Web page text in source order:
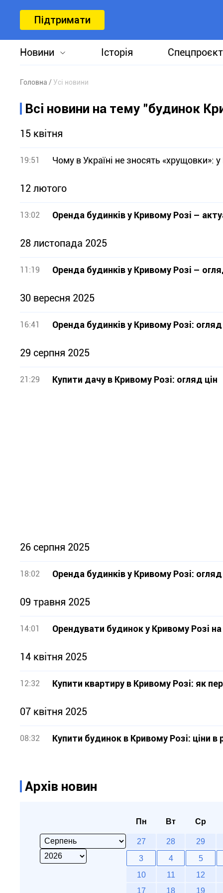
Підтримати
Новини Історія
Головна Усі новини
Всі новини на тему "будинок
15 квітня
19:51 Чому в Україні не зносять «хрущовки»:
12 лютого
13:02 Оренда будинків у Кривому Розі –
28 листопада 2025
11:19 Оренда будинків у Кривому Розі –
30 вересня 2025
16:41 Оренда будинків у Кривому Розі: огляд
29 серпня 2025
21:29 Купити дачу в Кривому Розі: огляд цін
26 серпня 2025
18:02 Оренда будинків у Кривому Розі: огляд
09 травня 2025
14:01 Орендувати будинок у Кривому Розі на
14 квітня 2025
12:32 Купити квартиру в Кривому Розі: як
07 квітня 2025
08:32 Купити будинок в Кривому Розі: ціни в
Архів новин
Пн Вт Ср
27 28 29
3
4 5
10
11 12
17
18 19